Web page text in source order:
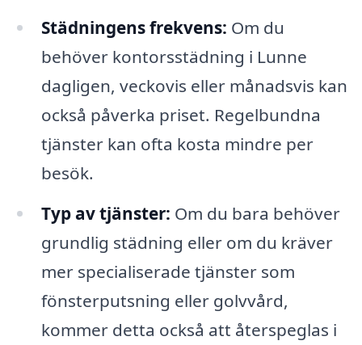
Städningens frekvens: Om du
behöver kontorsstädning i Lunne
dagligen, veckovis eller månadsvis kan
också påverka priset. Regelbundna
tjänster kan ofta kosta mindre per
besök.
Typ av tjänster: Om du bara behöver
grundlig städning eller om du kräver
mer specialiserade tjänster som
fönsterputsning eller golvvård,
kommer detta också att återspeglas i